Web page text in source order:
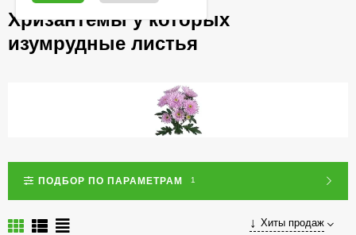
Хризантемы у которых
изумрудные листья
ПОДБОР ПО ПАРАМЕТРАМ 1
Хиты продаж